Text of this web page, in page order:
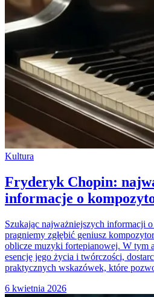
Kultura
Fryderyk Chopin:
informacje o
Szukając najważniejszych informacji
pragniemy zgłębić geniusz
oblicze muzyki fortepianowej. W tym
esencję jego życia i twórczości,
praktycznych wskazówek, które
6 kwietnia 2026